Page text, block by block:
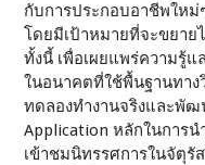
กับการประกอบอาชีพให
โดยมีเป้าหมายที่จะขยาย
ทั้งนี้ เพื่อเผยแพร่ความรู้
ในอนาคตที่ใช้พื้นฐานทาง
ทดลองทำงานจริงและพัฒ
Application หลักในการน
เข้าชมนิทรรศการในจัตุรั